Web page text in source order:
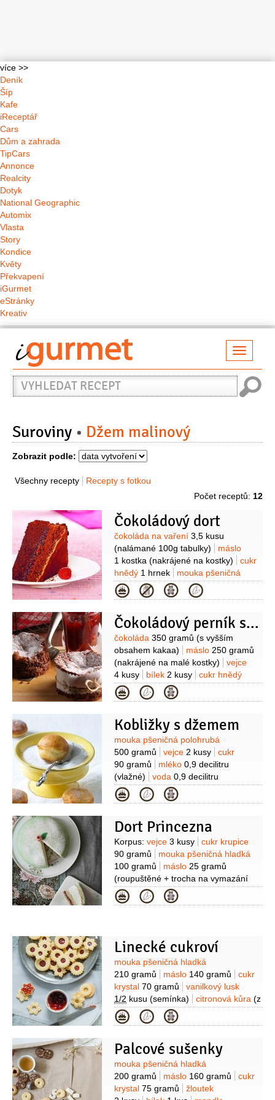
více >>
Deník
Šíp
Kafe
iReceptář
Cars
Dům a zahrada
TipCars
Annonce
Realcity
Dotyk
National Geographic
Automix
Vlasta
Story
Kondice
Květy
Překvapení
iGurmet
eStránky
Kreativ
Vyhledat
recept
Suroviny Džem malinový
Zobrazit podle:
Všechny recepty
Recepty s fotkou
Počet receptů: 12
Čokoládový dort
Suroviny
čokoláda na vaření 3,5 kusu
(nalámané 100g tabulky)
máslo
1 kostka (nakrájené na kostky)
cukr
hnědý 1 hrnek
mouka pšeničná
hladká1 hrnek vejce4 kusy
malinový1/2sklenice (balení po
(horká)
káva1 lžička (instantní)
Kategorie
Čokoládový perník s černým pivem
Suroviny
čokoláda 350 gramů (s vyšším
obsahem kakaa)
máslo 250 gramů
(nakrájené na malé kostky)
vejce
4 kusy
bílek 2 kusy
cukr hnědý
250 gramů
mouka pšeničná hladká
190 gramů
kypřící prášek do perníku
1 balení
pudinkový prášek vanilkový
1 lžíce
Kategorie
Kobližky s džemem
Suroviny
mouka pšeničná polohrubá
500 gramů
vejce 2 kusy
cukr
90 gramů
mléko 0,9 decilitru
(vlažné)
voda 0,9 decilitru
(vlažná)
máslo
7 gramů (sušené) mouka(na
Kategorie
Dort Princezna
Suroviny
Korpus: vejce 3 kusy
cukr krupice
90 gramů
mouka pšeničná hladká
100 gramů
máslo 25 gramů
(roupuštěné + trocha na vymazání
formy)
mouka pšeničná hrubá
vysypání formy)
Krém: mléko
70 gramů
vanilkový lusk
1/2 kusu žloutek2 kusy
(velké)
vejce1 kus
máslo
30 gramů
Dokončení: marcipán
300 gramů (dobrý
mandlový)
potravinářské barvivo
(zelené a růžové)
podsypávání a na
375 mililitrů
džem malinový
Kategorie
Linecké cukroví
Suroviny
mouka pšeničná hladká
210 gramů
máslo 140 gramů
cukr
krystal 70 gramů
vanilkový lusk
1/2 kusu (semínka) citronová kůra (z
1 citronu)
žloutek
2 malé)
sůl džem malinový(nebo
Kategorie
Palcové sušenky
Suroviny
mouka pšeničná hladká
200 gramů
máslo 160 gramů
cukr
krystal 75 gramů
žloutek